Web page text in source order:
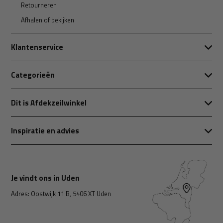
Retourneren
Afhalen of bekijken
Klantenservice
Categorieën
Dit is Afdekzeilwinkel
Inspiratie en advies
Je vindt ons in Uden
Adres: Oostwijk 11 B, 5406 XT Uden